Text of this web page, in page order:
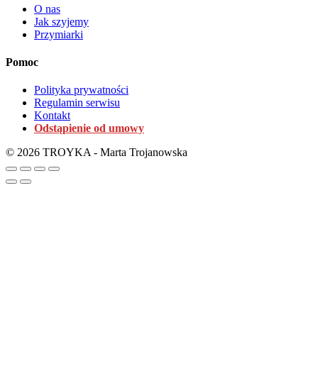
O nas
Jak szyjemy
Przymiarki
Pomoc
Polityka prywatności
Regulamin serwisu
Kontakt
Odstąpienie od umowy
© 2026 TROYKA - Marta Trojanowska